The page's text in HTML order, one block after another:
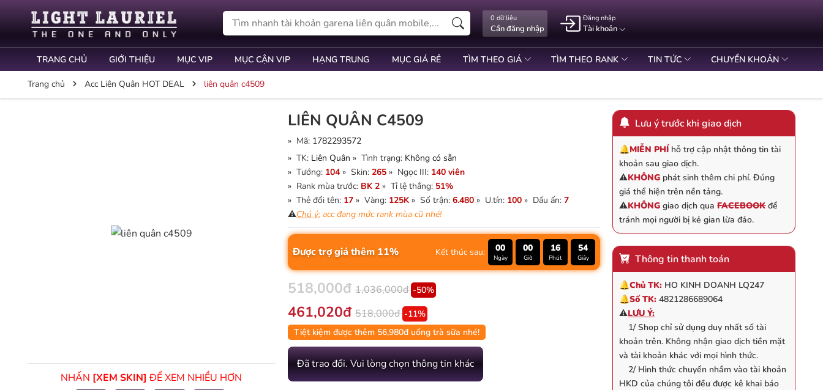
0 dữ liệu
Cần đăng nhập
Đăng nhập
Tài khoản
TRANG CHỦ GIỚI THIỆU MỤC VIP MỤC CẬN VIP HẠNG TRUNG MỤC GIÁ RẺ TÌM THEO GIÁ TÌM THEO RANK TIN TỨC CHUYỂN KHOẢN
Trang chủ Acc Liên Quân HOT DEAL liên quân c4509
NHẤN [XEM SKIN] ĐỂ XEM NHIỀU HƠN
LIÊN QUÂN C4509
» Mã: 1782293572
» TK: Liên Quân » Tình trạng: Không có sẵn
» Tướng: 104» Skin: 265» Ngọc III: 140 viên
» Rank mùa trước: BK 2 » Tỉ lệ thắng: 51%
» Thẻ đổi tên: 17» Vàng: 125K» Số trận: 6.480 » U.tín: 100» Dấu ấn: 7
⚠️Chú ý:acc đang mức rank mùa cũ nhé!
Được trợ giá thêm 11% Kết thúc sau: 00
Ngày
00
Giờ
16
Phút
54
Giây
518,000đ 1,036,000đ -50%
461,020đ 518,000đ -11%
Tiệt kiệm được thêm 56,980đ uống trà sữa nhé!
Đã trao đổi. Vui lòng chọn thông tin khác
Lưu ý trước khi giao dịch
🔔MIỄN PHÍ hỗ trợ cập nhật thông tin tài
khoản sau giao dịch.
⚠️KHÔNG phát sinh thêm chi phí. Đúng
giá thể hiện trên nền tảng.
⚠️KHÔNG giao dịch quaFACEBOOKđể
tránh mọi người bị kẻ gian lừa đảo.
Thông tin thanh toán
🔔Chủ TK: HO KINH DOANH LQ247
🔔Số TK: 4821286689064
⚠️LƯU Ý:
1/ Shop chỉ sử dụng duy nhất số tài
khoản trên. Không nhận giao dịch tiền mặt
và tài khoản khác với mọi hình thức.
2/ Hình thức chuyển nhầm vào tài khoản
HKD của chúng tôi đều được kê khai báo